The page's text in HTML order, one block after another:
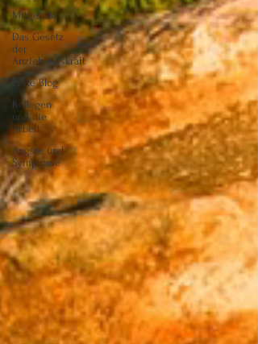
Mitgefühl
Das Gesetz
der
Anziehungskraft
Erste Blog
Kollegen
und die
Arbeit
Ängste und
Symptome